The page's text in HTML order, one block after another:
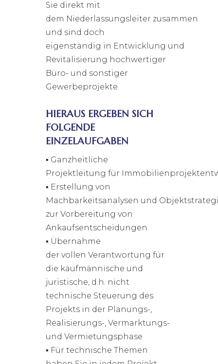
Sie direkt mit
dem Niederlassungsleiter zusammen
und sind doch
eigenständig in Entwicklung und
Revitalisierung hochwertiger
Büro- und sonstiger
Gewerbeprojekte.
HIERAUS ERGEBEN SICH
FOLGENDE
EINZELAUFGABEN
▪ Ganzheitliche
Projektleitung für
▪ Erstellung von
Machbarkeitsanalysen und
zur Vorbereitung von
Ankaufsentscheidungen
▪ Übernahme
der vollen Verantwortung für
die kaufmännische und
juristische, d.h. nicht
technische Steuerung des
Projekts in der Planungs-,
Realisierungs-, Vermarktungs-
und Vermietungsphase
▪ Für technische Themen